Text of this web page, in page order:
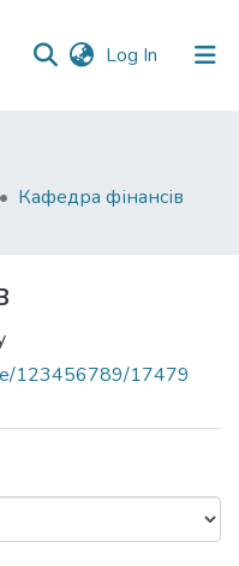
Log In (current)
Кафедра фінансів
123456789/17479